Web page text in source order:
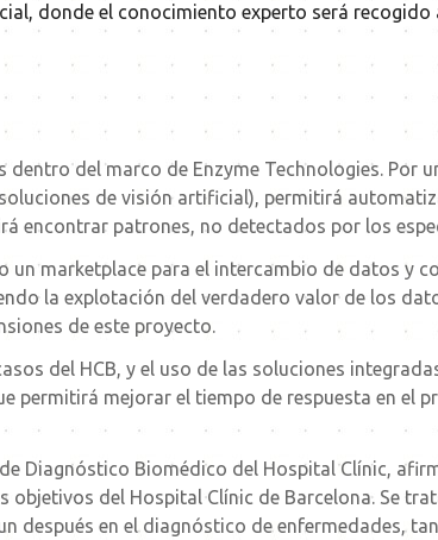
donde el conocimiento experto será recogido
del marco de Enzyme Technologies. Por
de visión artificial), permitirá
encontrar patrones, no detectados por los
un marketplace para el intercambio de datos y
la explotación del verdadero valor de los
de este proyecto.
del HCB, y el uso de las soluciones
permitirá mejorar el tiempo de respuesta en el
Diagnóstico Biomédico del Hospital Clínic,
del Hospital Clínic de Barcelona. Se
después en el diagnóstico de enfermedades,